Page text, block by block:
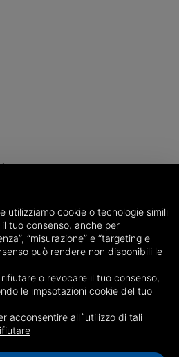
utilizziamo cookie o tecnologie simili
tuo consenso, anche per
“misurazione” e “targeting e
può rendere non disponibili le
o revocare il tuo consenso,
le impsotazioni cookie del tuo
acconsentire all`utilizzo di tali